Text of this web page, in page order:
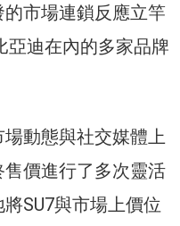
市場連鎖反應立竿
亞迪在內的多家品牌
動態與社交媒體上
價進行了多次靈活
SU7與市場上價位